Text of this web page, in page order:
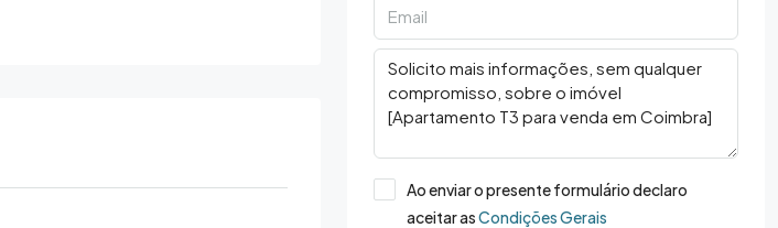
Ao enviar o presente formulário declaro
aceitar asCondições Gerais